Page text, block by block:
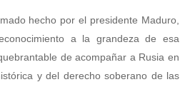
hecho por el presidente Maduro,
a la grandeza de esa
de acompañar a Rusia en
y del derecho soberano de las